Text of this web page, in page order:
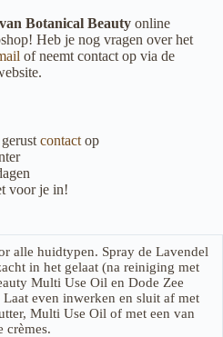
Botanical Beauty online
Heb je nog vragen over het
of neemt contact op via de
contact op
voor je in!
alle huidtypen. Spray de Lavendel
in het gelaat (na reiniging met
Multi Use Oil en Dode Zee
Laat even inwerken en sluit af met
Multi Use Oil of met een van
crèmes.